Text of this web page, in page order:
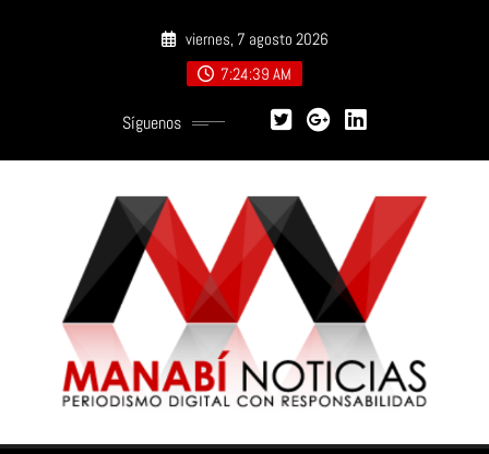
viernes, 7 agosto 2026
7:24:40 AM
Síguenos